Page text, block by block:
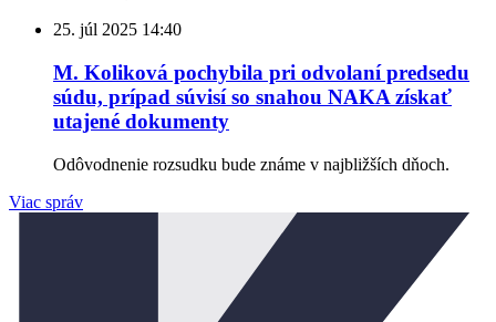
25. júl 2025 14:40
M. Koliková pochybila pri odvolaní predsedu
súdu, prípad súvisí so snahou NAKA získať
utajené dokumenty
Odôvodnenie rozsudku bude známe v najbližších dňoch.
Viac správ